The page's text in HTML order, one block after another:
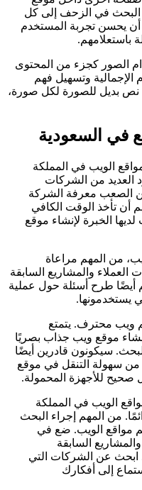
البحث في الزحف إلى كل
يحسن تجربة المستخدم
باستعلامهم.
الصور كجزء من المحتوى
وتسهيل فهم
نص بديل للصورة لكل صورة،
في السعودية
الويب في المملكة
العديد من الشركات
من الصعب معرفة الشركة
أن تأخذ الوقت الكافي
الخبرة لإنشاء موقع
من المهم مراعاة
والمشاريع السابقة
أيضًا طرح أسئلة حول عملية
يستخدمونها.
ويب محترف. يتمتع
موقع ويب جذاب بصريًا
سيكونون قادرين أيضًا
من سهولة التنقل في موقع
صحيح للأجهزة المحمولة.
الويب في المملكة
من المهم إجراء البحث
مواقع الويب. ضع في
السابقة
ابحث عن الشركات التي
إلى أفكارك